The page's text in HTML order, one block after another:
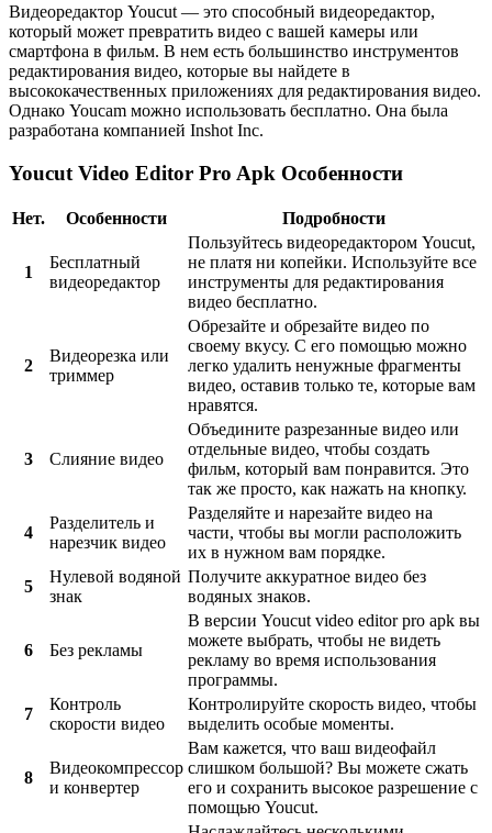
Видеоредактор Youcut — это способный видеоредактор,
который может превратить видео с вашей камеры или
смартфона в фильм. В нем есть большинство инструментов
редактирования видео, которые вы найдете в
высококачественных приложениях для редактирования видео.
Однако Youcam можно использовать бесплатно. Она была
разработана компанией Inshot Inc.
Youcut Video Editor Pro Apk Особенности
Нет. Особенности Подробности
1
Бесплатный
видеоредактор
Пользуйтесь видеоредактором Youcut,
не платя ни копейки. Используйте все
инструменты для редактирования
видео бесплатно.
2
Видеорезка или
триммер
Обрезайте и обрезайте видео по
своему вкусу. С его помощью можно
легко удалить ненужные фрагменты
видео, оставив только те, которые вам
нравятся.
3 Слияние видео
Объедините разрезанные видео или
отдельные видео, чтобы создать
фильм, который вам понравится. Это
так же просто, как нажать на кнопку.
4
Разделитель и
нарезчик видео
Разделяйте и нарезайте видео на
части, чтобы вы могли расположить
их в нужном вам порядке.
5
Нулевой водяной
знак
Получите аккуратное видео без
водяных знаков.
6 Без рекламы
В версии Youcut video editor pro apk вы
можете выбрать, чтобы не видеть
рекламу во время использования
программы.
7
Контроль
скорости видео
Контролируйте скорость видео, чтобы
выделить особые моменты.
8
Видеокомпрессор
и конвертер
Вам кажется, что ваш видеофайл
слишком большой? Вы можете сжать
его и сохранить высокое разрешение с
помощью Youcut.